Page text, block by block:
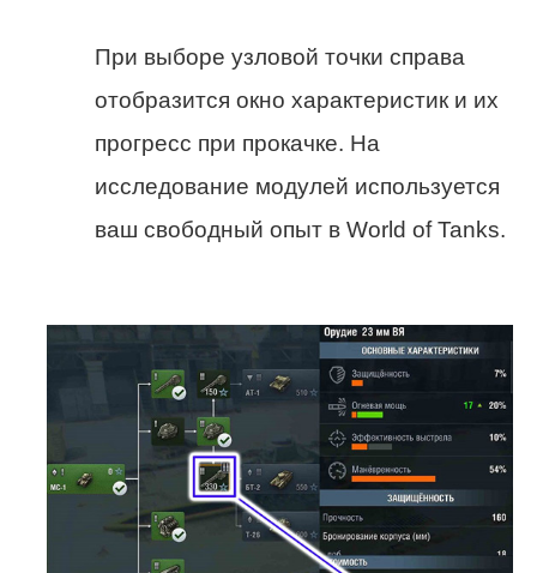
При выборе узловой точки справа
отобразится окно характеристик и их
прогресс при прокачке. На
исследование модулей используется
ваш свободный опыт в World of Tanks.